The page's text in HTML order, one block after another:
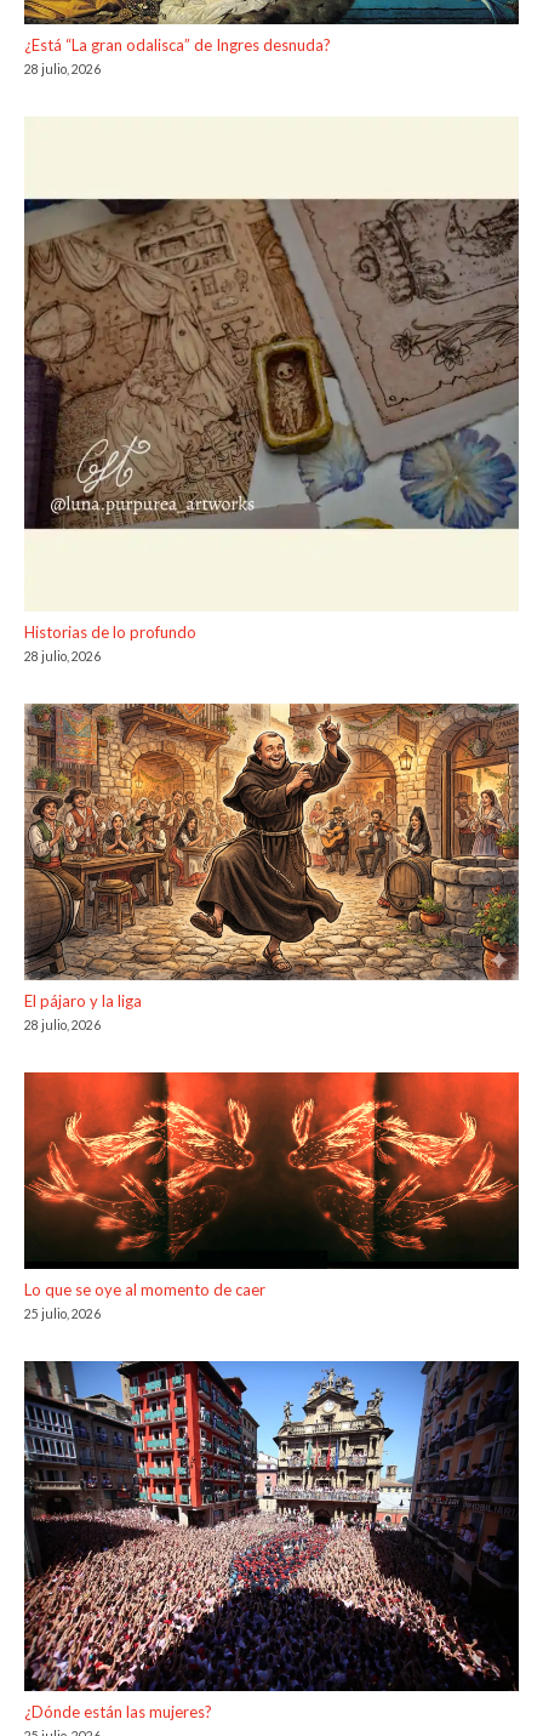
¿Está “La gran odalisca” de Ingres desnuda?
28 julio, 2026
Historias de lo profundo
28 julio, 2026
El pájaro y la liga
28 julio, 2026
Lo que se oye al momento de caer
25 julio, 2026
¿Dónde están las mujeres?